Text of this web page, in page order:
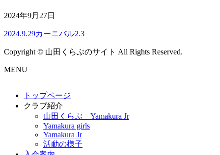
2024年9月27日
2024.9.29カーニバル2.3
Copyright © 山田くらぶのサイト All Rights Reserved.
MENU
トップページ
クラブ紹介
山田くらぶ Yamakura Jr
Yamakura girls
Yamakura Jr
活動の様子